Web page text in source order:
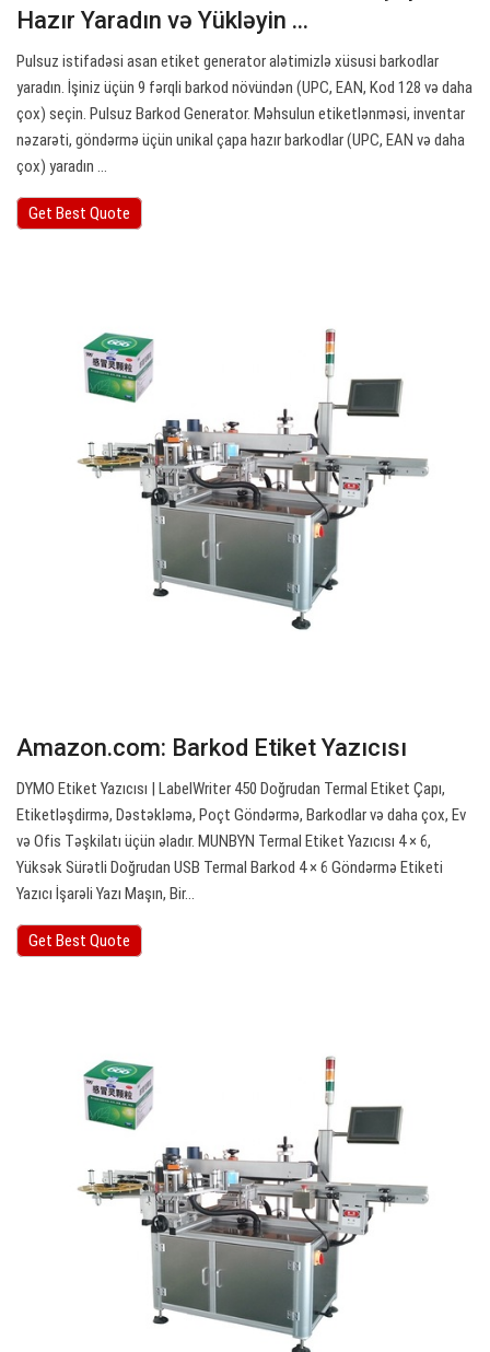
Hazır Yaradın və Yükləyin ...
Pulsuz istifadəsi asan etiket generator alətimizlə xüsusi barkodlar
yaradın. İşiniz üçün 9 fərqli barkod növündən (UPC, EAN, Kod 128 və daha
çox) seçin. Pulsuz Barkod Generator. Məhsulun etiketlənməsi, inventar
nəzarəti, göndərmə üçün unikal çapa hazır barkodlar (UPC, EAN və daha
çox) yaradın ...
Get Best Quote
Amazon.com: Barkod Etiket Yazıcısı
DYMO Etiket Yazıcısı | LabelWriter 450 Doğrudan Termal Etiket Çapı,
Etiketləşdirmə, Dəstəkləmə, Poçt Göndərmə, Barkodlar və daha çox, Ev
və Ofis Təşkilatı üçün əladır. MUNBYN Termal Etiket Yazıcısı 4 × 6,
Yüksək Sürətli Doğrudan USB Termal Barkod 4 × 6 Göndərmə Etiketi
Yazıcı İşarəli Yazı Maşın, Bir…
Get Best Quote